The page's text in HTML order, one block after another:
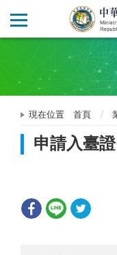
現在位置 首頁
申請入臺